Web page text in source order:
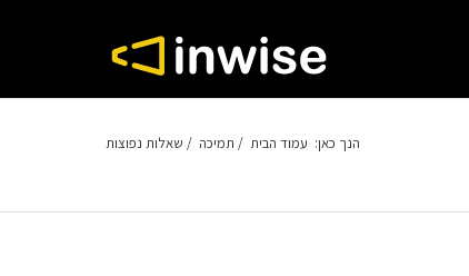
הנך כאן: עמוד הבית / תמיכה / שאלות נפוצות